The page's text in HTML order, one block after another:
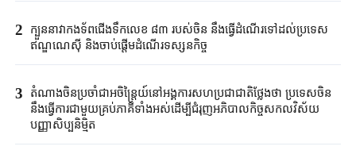
2
ក្បួននាវាកងទ័ព​ជើង​ទឹក​លេខ ​៨៣ របស់​ចិន ​នឹង​ធ្វើ​ដំណើរទៅ​ដល់​ប្រទេស
ឥណ្ឌូ​ណេស៊ី ​​និងចាប់​ផ្តើមដំណើរ​ទស្សនកិច្ច​
3
តំណាងចិនប្រចាំជាអចិន្ត្រៃយ៍នៅអង្គការសហប្រជាជាតិថ្លែងថា ប្រទេសចិន
នឹងធ្វើការជាមួយគ្រប់ភាគីទាំងអស់ដើម្បីជំរុញអភិបាលកិច្ចសកលវិស័យ
បញ្ញាសិប្បនិមិ្មត